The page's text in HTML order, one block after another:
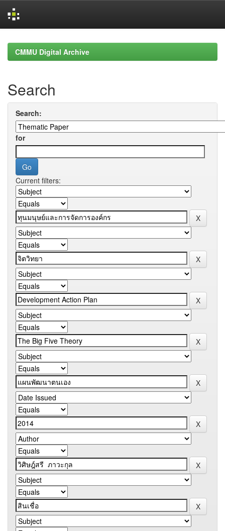
navigationCMMU Digital Archive
Search
Search:
for
Current filters: